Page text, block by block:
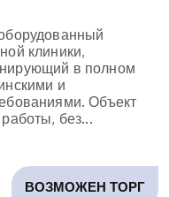
клиники,
в полном
и
Объект
без...
ВОЗМОЖЕН ТОРГ